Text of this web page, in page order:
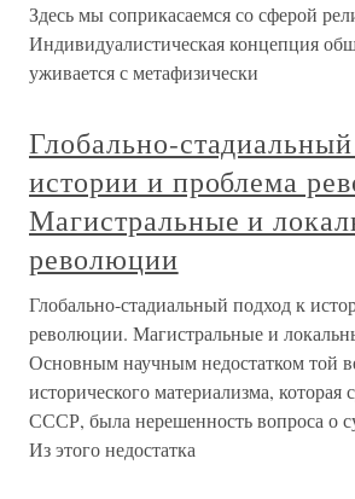
Здесь мы соприкасаемся со сферой
Индивидуалистическая концепция
уживает­ся с метафизически
Глобально-
истории и проблема
Магистральные и
революции
Глобально-стадиальный подход к
революции. Магистральные и
Основным научным недостатком той
исторического материализма, которая
СССР, была нерешенность вопроса о
Из этого недостатка